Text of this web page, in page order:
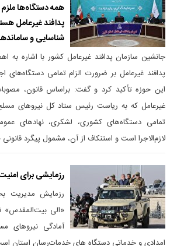
همه دستگاه‌ها
پدافند غیرعامل
شناسایی و
جانشین سازمان پدافند غیرعامل کشور با اشاره به
پدافند غیرعامل بر ضرورت الزام تمامی دستگاه‌های
این حوزه تأکید کرد و گفت: براساس قانون،
غیرعامل که به ریاست رئیس ستاد کل نیرو‌های
تمامی دستگاه‌های کشوری، لشکری، نهاد‌های
لازم‌الاجرا است و استنکاف از آن، مشمول پیگرد
رزمایشی برای
رزمایش مدیریت
«الی
آمادگی نیروهای
امدادی و خدماتی دستگاه های خدمات‌رسان استان